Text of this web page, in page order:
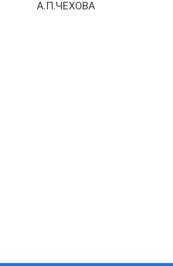
А.П.ЧЕХОВА